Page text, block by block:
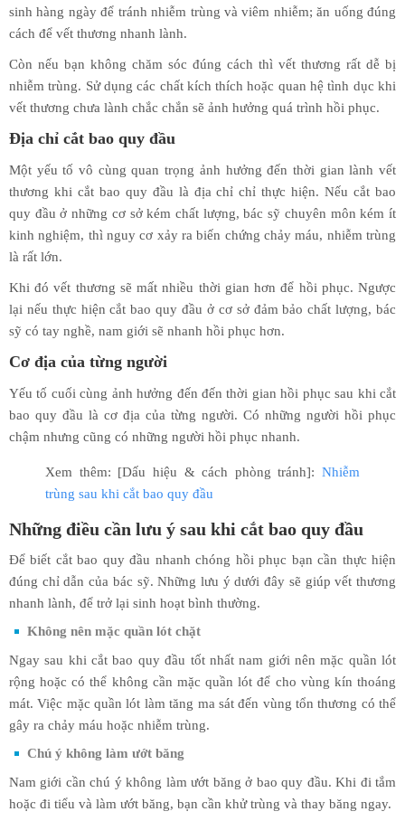
sinh hàng ngày để tránh nhiễm trùng và viêm nhiễm; ăn uống đúng
cách để vết thương nhanh lành.
Còn nếu bạn không chăm sóc đúng cách thì vết thương rất dễ bị
nhiễm trùng. Sử dụng các chất kích thích hoặc quan hệ tình dục khi
vết thương chưa lành chắc chắn sẽ ảnh hưởng quá trình hồi phục.
Địa chỉ cắt bao quy đầu
Một yếu tố vô cùng quan trọng ảnh hưởng đến thời gian lành vết
thương khi cắt bao quy đầu là địa chỉ chỉ thực hiện. Nếu cắt bao
quy đầu ở những cơ sở kém chất lượng, bác sỹ chuyên môn kém ít
kinh nghiệm, thì nguy cơ xảy ra biến chứng chảy máu, nhiễm trùng
là rất lớn.
Khi đó vết thương sẽ mất nhiều thời gian hơn để hồi phục. Ngược
lại nếu thực hiện cắt bao quy đầu ở cơ sở đảm bảo chất lượng, bác
sỹ có tay nghề, nam giới sẽ nhanh hồi phục hơn.
Cơ địa của từng người
Yếu tố cuối cùng ảnh hưởng đến đến thời gian hồi phục sau khi cắt
bao quy đầu là cơ địa của từng người. Có những người hồi phục
chậm nhưng cũng có những người hồi phục nhanh.
Xem thêm: [Dấu hiệu & cách phòng tránh]: Nhiễm
trùng sau khi cắt bao quy đầu
Những điều cần lưu ý sau khi cắt bao quy đầu
Để biết cắt bao quy đầu nhanh chóng hồi phục bạn cần thực hiện
đúng chỉ dẫn của bác sỹ. Những lưu ý dưới đây sẽ giúp vết thương
nhanh lành, để trở lại sinh hoạt bình thường.
Không nên mặc quần lót chặt
Ngay sau khi cắt bao quy đầu tốt nhất nam giới nên mặc quần lót
rộng hoặc có thể không cần mặc quần lót để cho vùng kín thoáng
mát. Việc mặc quần lót làm tăng ma sát đến vùng tổn thương có thể
gây ra chảy máu hoặc nhiễm trùng.
Chú ý không làm ướt băng
Nam giới cần chú ý không làm ướt băng ở bao quy đầu. Khi đi tắm
hoặc đi tiểu và làm ướt băng, bạn cần khử trùng và thay băng ngay.